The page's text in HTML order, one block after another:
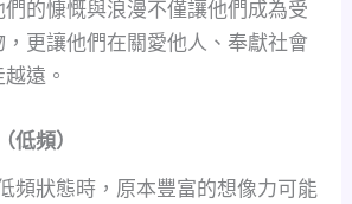
的慷慨與浪漫不僅讓他們成為受
更讓他們在關愛他人、奉獻社會
遠。
低頻）
頻狀態時，原本豐富的想像力可能